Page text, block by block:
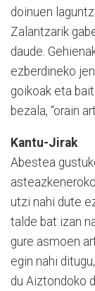
doinuen
Zalantzarik
daude.
ezberdineko
goikoak eta
bezala, “orain
Kantu-Jirak
Abestea
utzi nahi dute
talde bat izan
gure asmoen
egin nahi
du Aiztondoko